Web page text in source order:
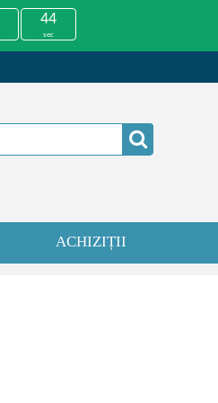
44
sec
ACHIZIȚII